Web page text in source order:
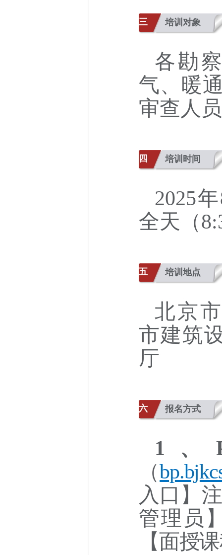
三 培训对象
各勘
气、暖
审查人
四 培训时间
2025
全天（
五 培训地点
北京
市建筑
厅
六 报名方式
1、
（
入口】
管理员
【面授